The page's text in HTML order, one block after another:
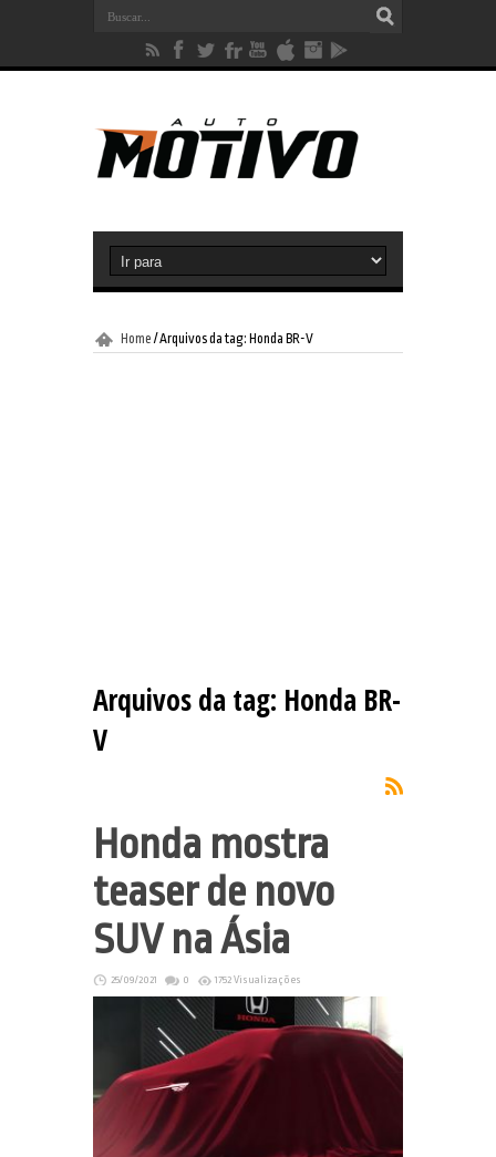
Home /Arquivos da tag: Honda BR-V
Arquivos da tag: Honda BR-
V
Honda mostra
teaser de novo
SUV na Ásia
25/09/2021 0 1752 Visualizações